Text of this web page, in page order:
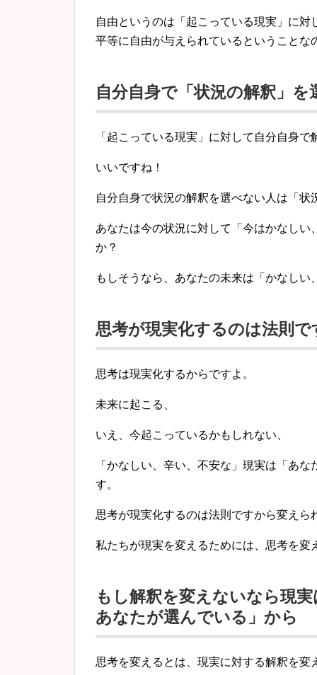
自由というのは「起こっている現実」に
平等に自由が与えられているということな
自分自身で「状況の解釈」
「起こっている現実」に対して自分自身
いいですね！
自分自身で状況の解釈を選べない人は「状
あなたは今の状況に対して「今はかなしい
か？
もしそうなら、あなたの未来は「かなしい
思考が現実化するのは法則
思考は現実化するからですよ。
未来に起こる、
いえ、今起こっているかもしれない、
「かなしい、辛い、不安な」現実は「 あな
す。
思考が現実化するのは法則ですから変えら
私たちが現実を変えるためには、思考を変
もし解釈を変えないなら現
あなたが選んでいる」から
思考を変えるとは、現実に対する解釈を変